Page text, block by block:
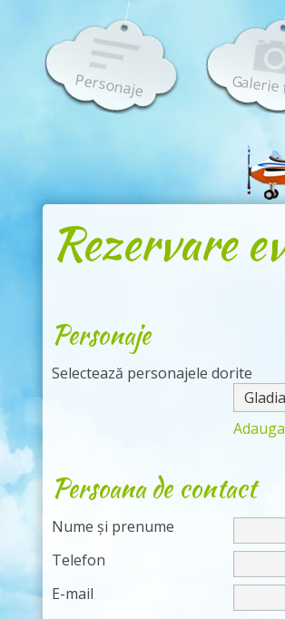
Personaje
Rezervare
Personaje
Selectează personajele dorite
Persoana de contact
Nume și prenume
Telefon
E-mail